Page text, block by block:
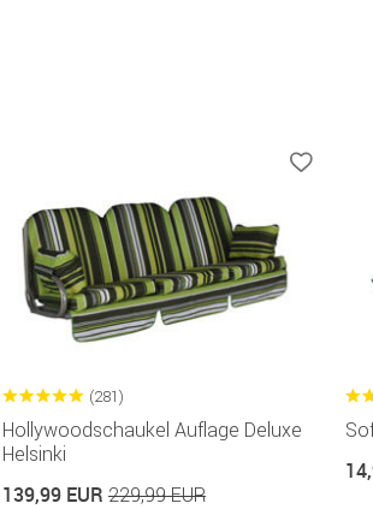
(281)
Hollywoodschaukel Auflage Deluxe
Helsinki
139,99 EUR 229,99 EUR